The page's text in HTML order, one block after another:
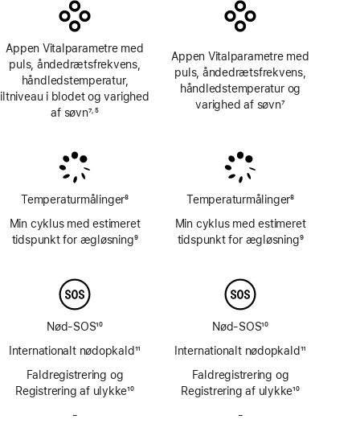
Appen Vitalparametre med
puls, åndedrætsfrekvens,
håndledstemperatur,
iltniveau i blodet og varighed
af søvn7, 5
Temperaturmålinger8
Min cyklus med estimeret
tidspunkt for ægløsning9
Nød-SOS10
Internationalt nødopkald11
Faldregistrering og
Registrering af ulykke10
-
Appen Vitalparametre med
puls, åndedrætsfrekvens,
håndledstemperatur og
varighed af søvn7
Temperaturmålinger8
Min cyklus med estimeret
tidspunkt for ægløsning9
Nød-SOS10
Internationalt nødopkald11
Faldregistrering og
Registrering af ulykke10
-